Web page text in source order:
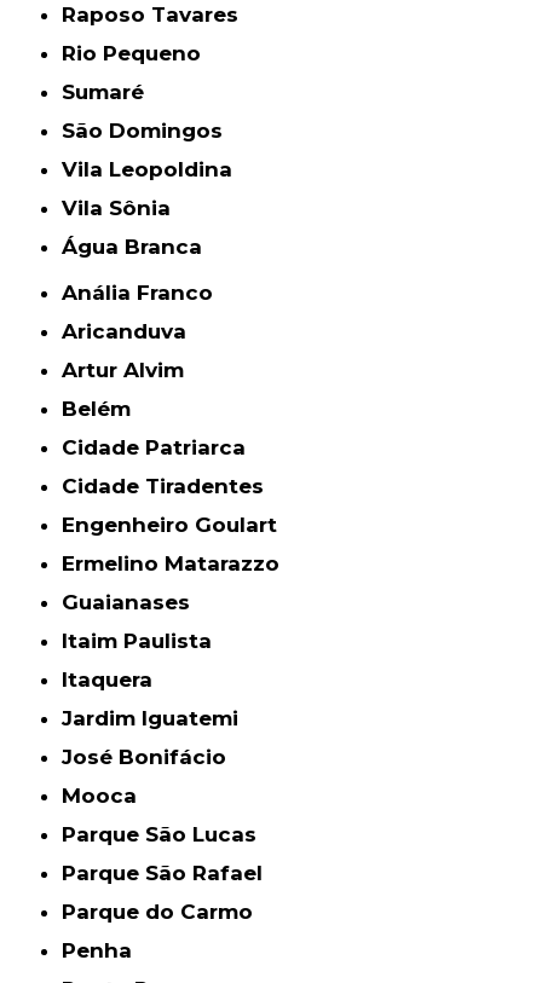
Raposo Tavares
Rio Pequeno
Sumaré
São Domingos
Vila Leopoldina
Vila Sônia
Água Branca
Anália Franco
Aricanduva
Artur Alvim
Belém
Cidade Patriarca
Cidade Tiradentes
Engenheiro Goulart
Ermelino Matarazzo
Guaianases
Itaim Paulista
Itaquera
Jardim Iguatemi
José Bonifácio
Mooca
Parque São Lucas
Parque São Rafael
Parque do Carmo
Penha